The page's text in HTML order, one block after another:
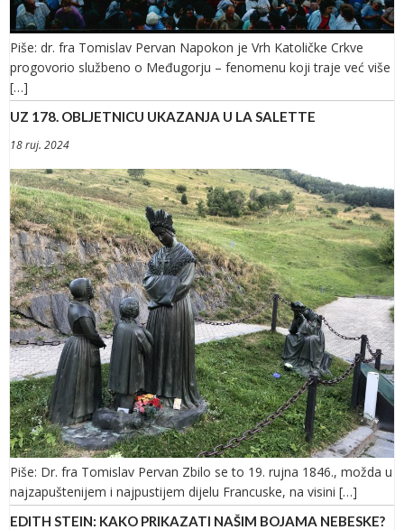
Piše: dr. fra Tomislav Pervan Napokon je Vrh Katoličke Crkve
progovorio službeno o Međugorju – fenomenu koji traje već više
[…]
UZ 178. OBLJETNICU UKAZANJA U LA SALETTE
18 ruj. 2024
Piše: Dr. fra Tomislav Pervan Zbilo se to 19. rujna 1846., možda u
najzapuštenijem i najpustijem dijelu Francuske, na visini […]
EDITH STEIN: KAKO PRIKAZATI NAŠIM BOJAMA NEBESKE?